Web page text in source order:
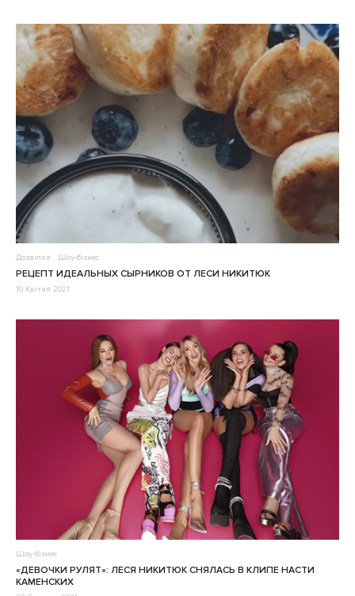
Дозвілля Шоу-бізнес
РЕЦЕПТ ИДЕАЛЬНЫХ СЫРНИКОВ ОТ ЛЕСИ НИКИТЮК
10 Квітня 2021
Шоу-бізнес
«ДЕВОЧКИ РУЛЯТ»: ЛЕСЯ НИКИТЮК СНЯЛАСЬ В КЛИПЕ НАСТИ
КАМЕНСКИХ